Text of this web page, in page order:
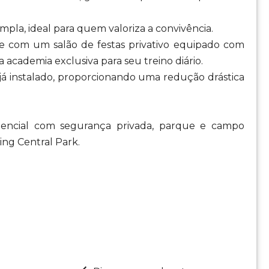
ideal para quem valoriza a convivência.
com um salão de festas privativo equipado com
exclusiva para seu treino diário.
instalado, proporcionando uma redução drástica
com segurança privada, parque e campo
Central Park.